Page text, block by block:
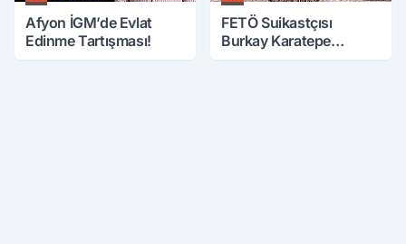
Afyon İGM’de Evlat
Edinme Tartışması!
FETÖ Suikastçısı
Burkay Karatepe